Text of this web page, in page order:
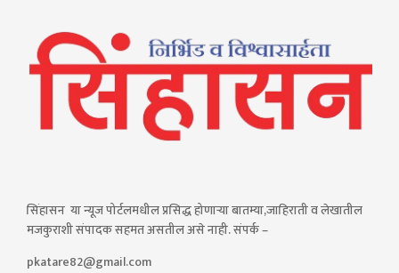
सिंहासन या न्यूज पोर्टलमधील प्रसिद्ध होणाऱ्या बातम्या,जाहिराती व लेखातील
मजकुराशी संपादक सहमत असतील असे नाही. संपर्क –
pkatare82@gmail.com